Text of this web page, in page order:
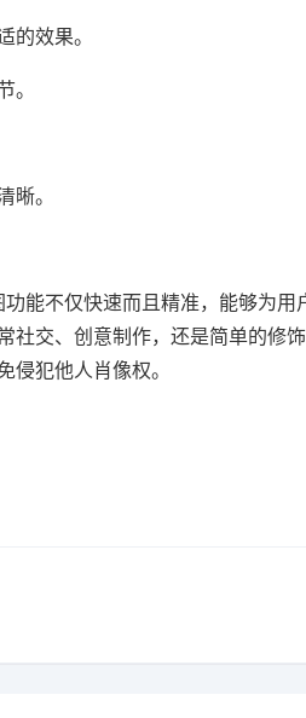
效果。
。
能不仅快速而且精准，能够为用
交、创意制作，还是简单的修饰
免侵犯他人肖像权。